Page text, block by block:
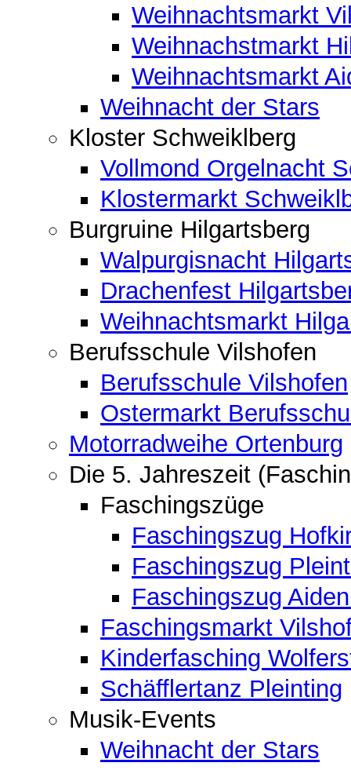
Weihnachtsmarkt
Weihnachstmarkt
Weihnachtsmarkt
Weihnacht der Stars
Kloster Schweiklberg
Vollmond Orgelnacht
Klostermarkt
Burgruine Hilgartsberg
Walpurgisnacht
Drachenfest
Weihnachtsmarkt
Berufsschule Vilshofen
Berufsschule Vilshofen
Ostermarkt
Motorradweihe Ortenburg
Die 5. Jahreszeit
Faschingszüge
Faschingszug
Faschingszug
Faschingszug
Faschingsmarkt
Kinderfasching
Schäfflertanz Pleinting
Musik-Events
Weihnacht der Stars